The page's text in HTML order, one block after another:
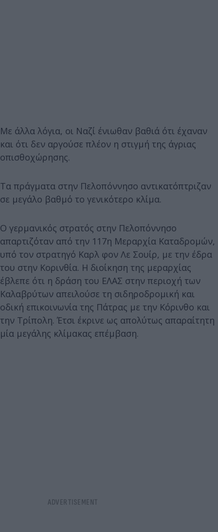
Με άλλα λόγια, οι Ναζί ένιωθαν βαθιά ότι έχαναν
και ότι δεν αργούσε πλέον η στιγμή της άγριας
οπισθοχώρησης.
Τα πράγματα στην Πελοπόννησο αντικατόπτριζαν
σε μεγάλο βαθμό το γενικότερο κλίμα.
Ο γερμανικός στρατός στην Πελοπόννησο
απαρτιζόταν από την 117η Μεραρχία Καταδρομών,
υπό τον στρατηγό Καρλ φον Λε Σουίρ, με την έδρα
του στην Κορινθία. Η διοίκηση της μεραρχίας
έβλεπε ότι η δράση του ΕΛΑΣ στην περιοχή των
Καλαβρύτων απειλούσε τη σιδηροδρομική και
οδική επικοινωνία της Πάτρας με την Κόρινθο και
την Τρίπολη. Έτσι έκρινε ως απολύτως απαραίτητη
μία μεγάλης κλίμακας επέμβαση.